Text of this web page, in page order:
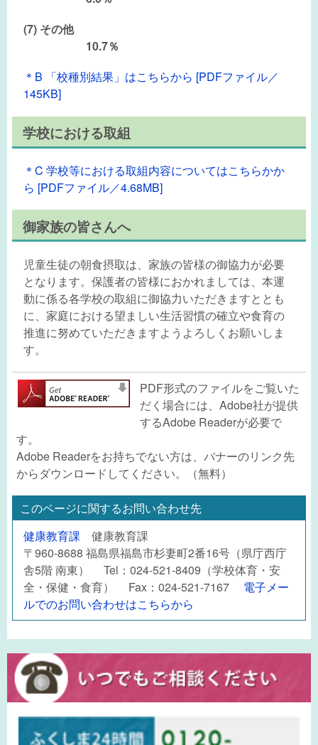
(7) その他
10.7％
＊B 「校種別結果」はこちらから [PDFファイル／
145KB]
学校における取組
＊C 学校等における取組内容についてはこちらかか
ら [PDFファイル／4.68MB]
御家族の皆さんへ
児童生徒の朝食摂取は、家族の皆様の御協力が必要
となります。保護者の皆様におかれましては、本運
動に係る各学校の取組に御協力いただきますととも
に、家庭における望ましい生活習慣の確立や食育の
推進に努めていただきますようよろしくお願いしま
す。
PDF形式のファイルをご覧いた
だく場合には、Adobe社が提供
するAdobe Readerが必要で
す。
Adobe Readerをお持ちでない方は、バナーのリンク先
からダウンロードしてください。（無料）
このページに関するお問い合わせ先
健康教育課 健康教育課
〒960-8688 福島県福島市杉妻町2番16号（県庁西庁
舎5階 南東） Tel：024-521-8409（学校体育・安
全・保健・食育） Fax：024-521-7167 電子メー
ルでのお問い合わせはこちらから